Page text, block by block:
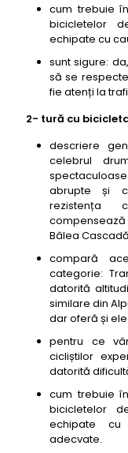
cum trebuie
bicicletelor
echipate cu
sunt sigure:
să se
fie atenți la
2- tură cu
descriere
celebrul
abrupte și
rezistența
Bâlea
compară
categorie:
datorită
similare din
dar oferă și
pentru ce
cicliștilor
datorită
cum trebuie
bicicletelor
echipate cu
adecvate.